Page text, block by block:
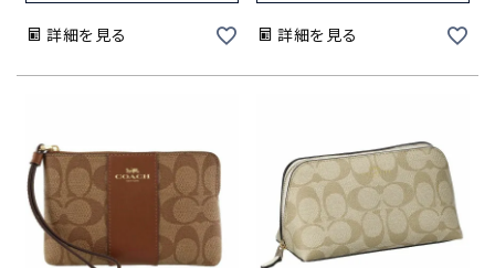
詳細を見る 詳細を見る